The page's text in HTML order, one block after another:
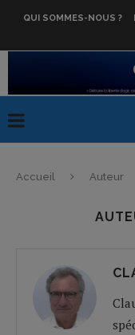
QUI SOMMES-NOUS ?
Accueil Auteur